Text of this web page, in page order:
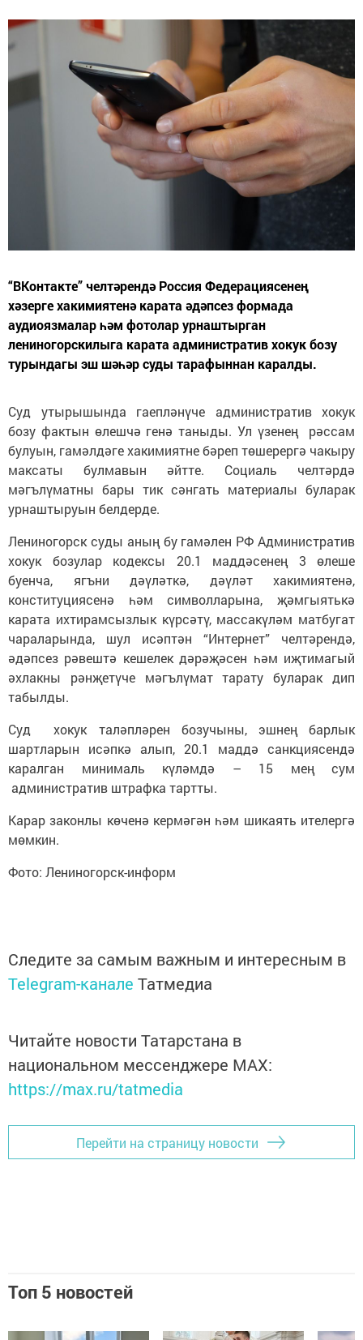
“ВКонтакте” челтәрендә Россия Федерациясенең
хәзерге хакимиятенә карата әдәпсез формада
аудиоязмалар һәм фотолар урнаштырган
лениногорскилыга карата административ хокук бозу
турындагы эш шәһәр суды тарафыннан каралды.
Суд утырышында гаепләнүче административ хокук
бозу фактын өлешчә генә таныды. Ул үзенең рәссам
булуын, гамәлдәге хакимиятне бәреп төшерергә чакыру
максаты булмавын әйтте. Социаль челтәрдә
мәгълүматны бары тик сәнгать материалы буларак
урнаштыруын белдерде.
Лениногорск суды аның бу гамәлен РФ Административ
хокук бозулар кодексы 20.1 маддәсенең 3 өлеше
буенча, ягъни дәүләткә, дәүләт хакимиятенә,
конституциясенә һәм символларына, җәмгыятькә
карата ихтирамсызлык күрсәтү, массакүләм матбугат
чараларында, шул исәптән “Интернет” челтәрендә,
әдәпсез рәвештә кешелек дәрәҗәсен һәм иҗтимагый
әхлакны рәнҗетүче мәгълүмат тарату буларак дип
табылды.
Суд хокук таләпләрен бозучыны, эшнең барлык
шартларын исәпкә алып, 20.1 маддә санкциясендә
каралган минималь күләмдә – 15 мең сум
административ штрафка тартты.
Карар законлы көченә кермәгән һәм шикаять ителергә
мөмкин.
Фото: Лениногорск-информ
Следите за самым важным и интересным в
Telegram-канале Татмедиа
Читайте новости Татарстана в
национальном мессенджере MАХ:
https://max.ru/tatmedia
Перейти на страницу новости
Топ 5 новостей